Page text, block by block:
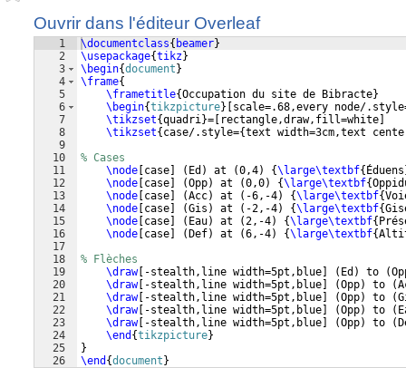
Ouvrir dans l'éditeur Overleaf
1
2
3
4
5
6
7
8
9
10
11
12
13
14
15
16
17
18
19
20
21
22
23
24
25
26
\documentclass{ beamer}
\usepackage{tikz}
\begin{document }
\frame{
\frametitle{Occupation du site de Bibracte}
\begin{tikzpicture}
scale=.68,every node/
\tikzset{quadri}= rectangle,draw,fill=white
\tikzset{ case/.style={text width=3cm,text
% Cases
\node case ( Ed ) at (0,4) {\large\textbf{ Éduens
\node case (Opp) at (0,0) {\large\textbf{
\node case (Acc) at ( -6,-4) {\large\textbf{
\node case (Gis ) at ( -2,-4) {\large\textbf{
\node case ( Eau) at (2,-4) {\large\textbf{
\node case ( Def) at (6,-4) {\large\textbf{
% Flèches
\draw[ -stealth,line width=5pt,blue ( Ed ) to (
\draw[ -stealth,line width=5pt,blue (Opp) to (
\draw[ -stealth,line width=5pt,blue (Opp) to (
\draw[ -stealth,line width=5pt,blue (Opp) to (
\draw[ -stealth,line width=5pt,blue (Opp) to (
\end {tikzpicture}
}
\end {document }